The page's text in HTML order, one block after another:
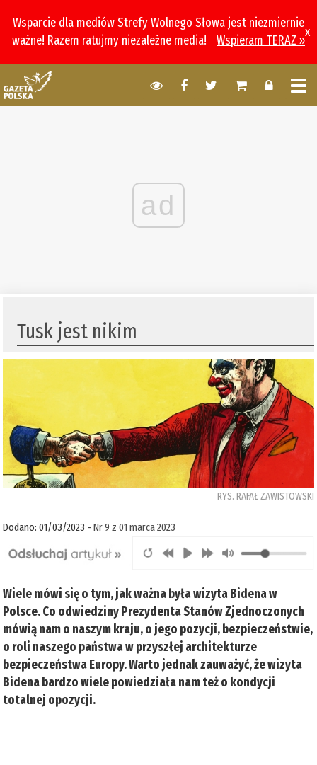
Wsparcie dla mediów Strefy Wolnego Słowa jest niezmiernie
ważne! Razem ratujmy niezależne media!
Wspieram TERAZ »
x
ad
Tusk jest nikim
RYS. RAFAŁ ZAWISTOWSKI
Dodano: 01/03/2023 -Nr 9 z 01 marca 2023
Wiele mówi się o tym, jak ważna była wizyta Bidena w
Polsce. Co odwiedziny Prezydenta Stanów Zjednoczonych
mówią nam o naszym kraju, o jego pozycji, bezpieczeństwie,
o roli naszego państwa w przyszłej architekturze
bezpieczeństwa Europy. Warto jednak zauważyć, że wizyta
Bidena bardzo wiele powiedziała nam też o kondycji
totalnej opozycji.